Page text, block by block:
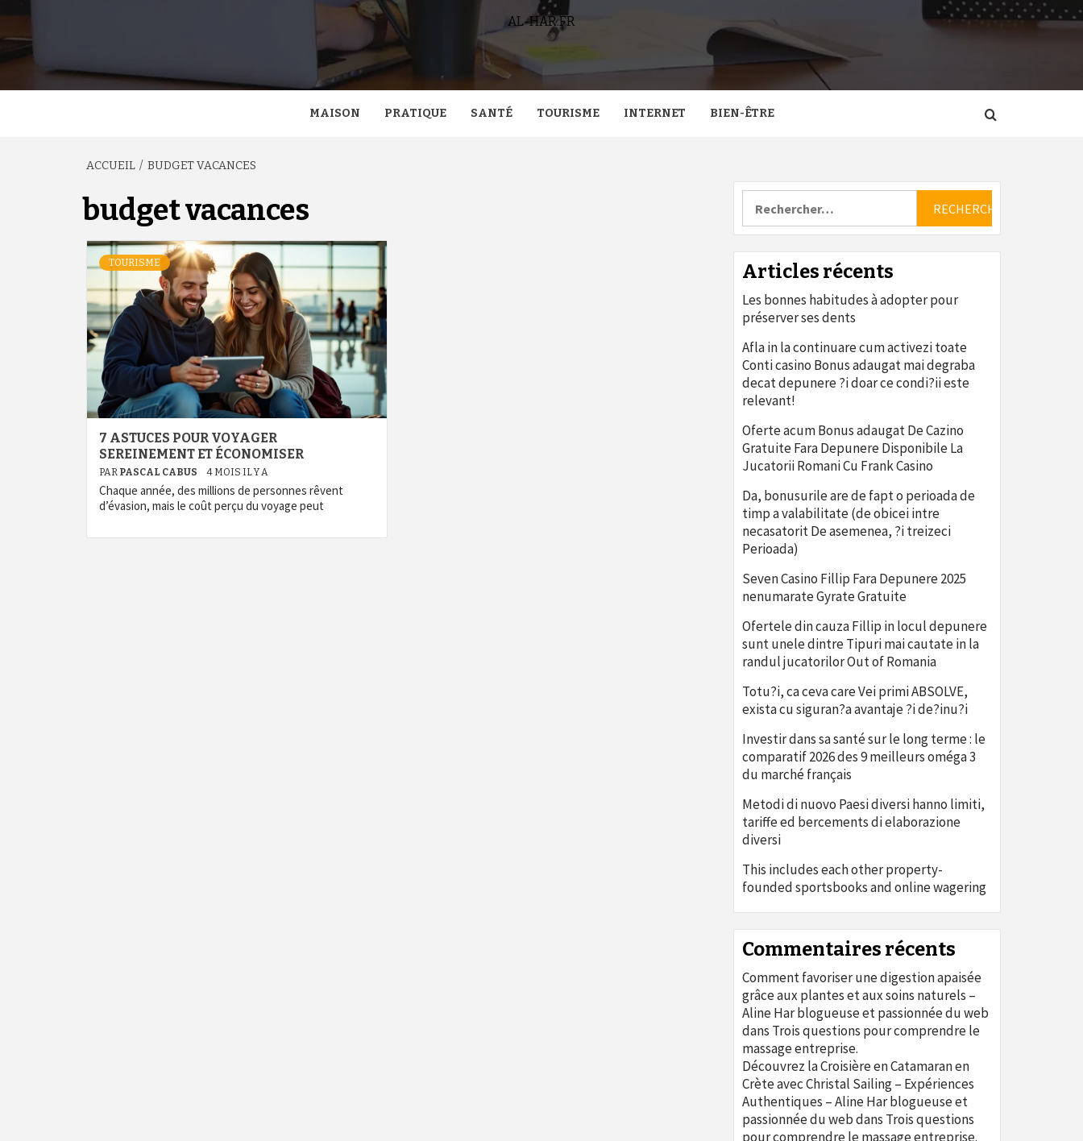
AL-HAR.FR
MAISON PRATIQUE SANTÉ TOURISME INTERNET BIEN-ÊTRE
ACCUEIL BUDGET VACANCES
budget vacances
TOURISME
7 ASTUCES POUR VOYAGER
SEREINEMENT ET ÉCONOMISER
PAR PASCAL CABUS 4 MOIS IL Y A
Chaque année, des millions de personnes rêvent
d’évasion, mais le coût perçu du voyage peut
Articles récents
Les bonnes habitudes à adopter pour
préserver ses dents
Afla in la continuare cum activezi toate
Conti casino Bonus adaugat mai degraba
decat depunere ?i doar ce condi?ii este
relevant!
Oferte acum Bonus adaugat De Cazino
Gratuite Fara Depunere Disponibile La
Jucatorii Romani Cu Frank Casino
Da, bonusurile are de fapt o perioada de
timp a valabilitate (de obicei intre
necasatorit De asemenea, ?i treizeci
Perioada)
Seven Casino Fillip Fara Depunere 2025
nenumarate Gyrate Gratuite
Ofertele din cauza Fillip in locul depunere
sunt unele dintre Tipuri mai cautate in la
randul jucatorilor Out of Romania
Totu?i, ca ceva care Vei primi ABSOLVE,
exista cu siguran?a avantaje ?i de?inu?i
Investir dans sa santé sur le long terme : le
comparatif 2026 des 9 meilleurs oméga 3
du marché français
Metodi di nuovo Paesi diversi hanno limiti,
tariffe ed bercements di elaborazione
diversi
This includes each other property-
founded sportsbooks and online wagering
Commentaires récents
Comment favoriser une digestion apaisée
grâce aux plantes et aux soins naturels –
Aline Har blogueuse et passionnée du web
dans Trois questions pour comprendre le
massage entreprise.
Découvrez la Croisière en Catamaran en
Crète avec Christal Sailing – Expériences
Authentiques – Aline Har blogueuse et
passionnée du webdans Trois questions
pour comprendre le massage entreprise.